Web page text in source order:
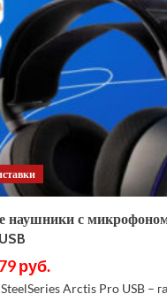
LEGO
Star
Wars
Истребитель
и
гибрид
X-
Wing
(75393)
наушники с
руб.
Arctis Pro USB –